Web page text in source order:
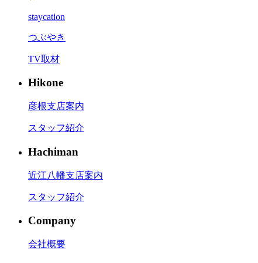
staycation
つぶやき
TV取材
Hikone
彦根支店案内
スタッフ紹介
Hachiman
近江八幡支店案内
スタッフ紹介
Company
会社概要